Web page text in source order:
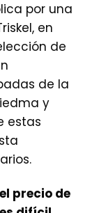
por una
en
de
de la
y
estas
precio de